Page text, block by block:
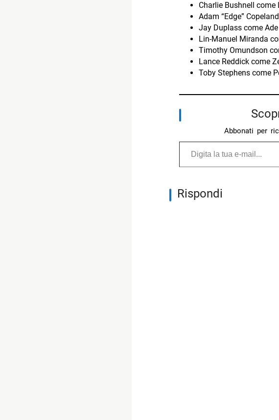
Charlie Bushnell come
Adam “Edge”
Jay Duplass come Ade
Lin-Manuel Miranda
Timothy Omundson
Lance Reddick come
Toby Stephens come
Abbonati per
Digita la tua e-mail...
Rispondi